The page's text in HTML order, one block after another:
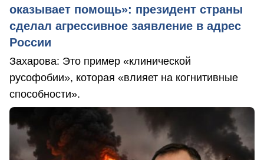
оказывает помощь»: президент страны
сделал агрессивное заявление в адрес
России
Захарова: Это пример «клинической
русофобии», которая «влияет на когнитивные
способности».